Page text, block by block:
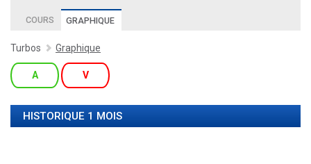
COURS GRAPHIQUE
Turbos Graphique
A V
HISTORIQUE 1 MOIS